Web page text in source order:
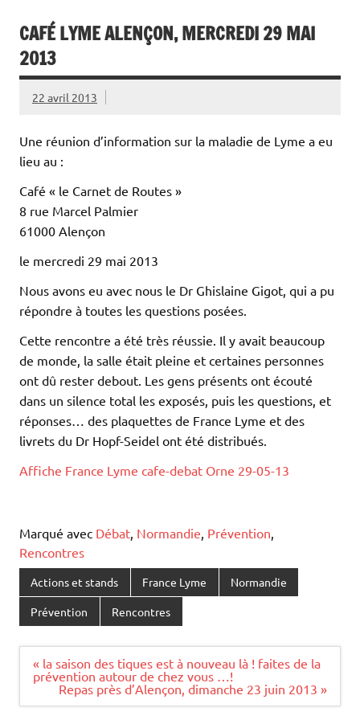
CAFÉ LYME ALENÇON, MERCREDI 29 MAI
2013
22 avril 2013
Une réunion d’information sur la maladie de Lyme a eu
lieu au :
Café « le Carnet de Routes »
8 rue Marcel Palmier
61000 Alençon
le mercredi 29 mai 2013
Nous avons eu avec nous le Dr Ghislaine Gigot, qui a pu
répondre à toutes les questions posées.
Cette rencontre a été très réussie. Il y avait beaucoup
de monde, la salle était pleine et certaines personnes
ont dû rester debout. Les gens présents ont écouté
dans un silence total les exposés, puis les questions, et
réponses… des plaquettes de France Lyme et des
livrets du Dr Hopf-Seidel ont été distribués.
Affiche France Lyme cafe-debat Orne 29-05-13
Marqué avec Débat Normandie Prévention
Rencontres
Actions et stands France Lyme Normandie
Prévention Rencontres
Navigation
de
l’article
« la saison des tiques est à nouveau là ! faites de la
prévention autour de chez vous …!
Repas près d’Alençon, dimanche 23 juin 2013 »